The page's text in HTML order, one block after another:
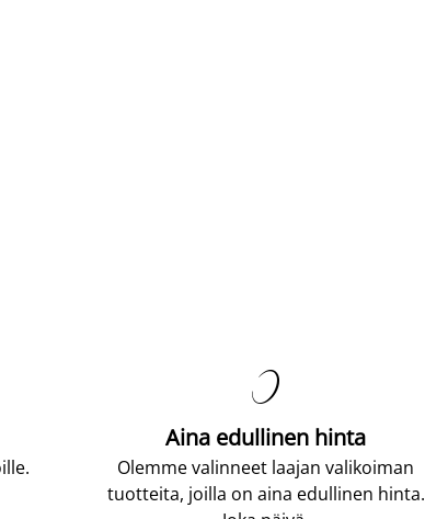

Aina edullinen hinta
Olemme valinneet laajan valikoiman
tuotteita, joilla on aina edullinen hinta.